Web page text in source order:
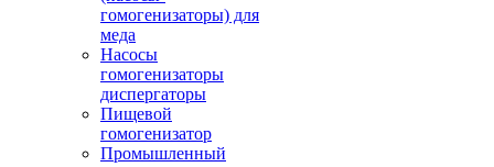
гомогенизаторы) для
меда
Насосы
гомогенизаторы
диспергаторы
Пищевой
гомогенизатор
Промышленный